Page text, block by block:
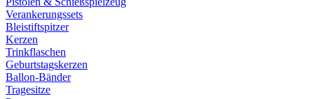
Verankerungssets
Bleistiftspitzer
Kerzen
Trinkflaschen
Geburtstagskerzen
Ballon-Bänder
Tragesitze